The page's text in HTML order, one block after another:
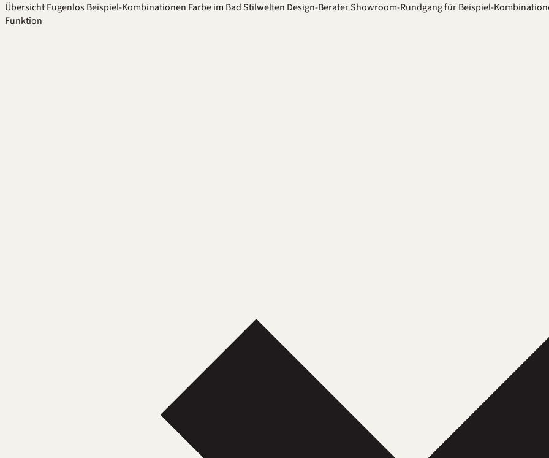
ÜbersichtFugenlosBeispiel-Kombinationen Farbe im BadStilwelten Design-BeraterShowroom-Rundgang für Beispiel-
Funktion